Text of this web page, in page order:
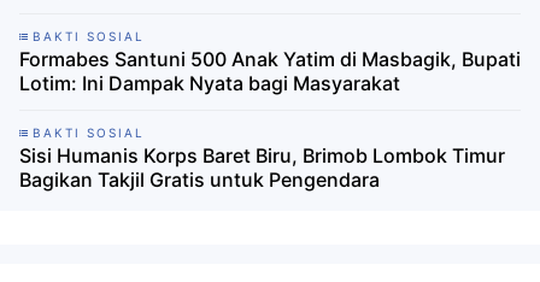
BAKTI SOSIAL
Formabes Santuni 500 Anak Yatim di Masbagik, Bupati
Lotim: Ini Dampak Nyata bagi Masyarakat
BAKTI SOSIAL
Sisi Humanis Korps Baret Biru, Brimob Lombok Timur
Bagikan Takjil Gratis untuk Pengendara